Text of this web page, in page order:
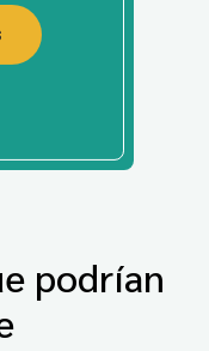
podrían